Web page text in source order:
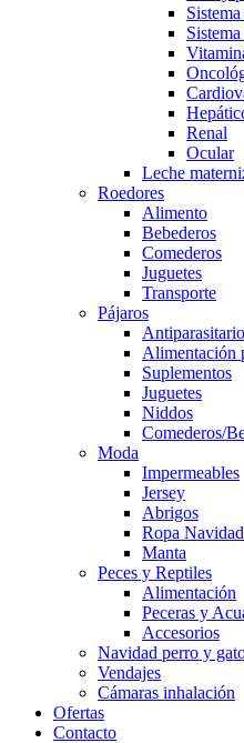
Renal
Ocular
Leche
Roedores
Alimento
Bebederos
Comederos
Juguetes
Transporte
Pájaros
Alimentación
Suplementos
Juguetes
Niddos
Comederos/
Moda
Impermeables
Jersey
Abrigos
Ropa Navidad
Manta
Peces y Reptiles
Alimentación
Peceras y
Accesorios
Navidad perro y
Vendajes
Cámaras inhalación
Ofertas
Contacto